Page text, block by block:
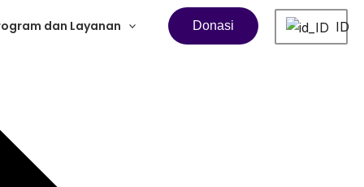
dan Layanan Donasi ID